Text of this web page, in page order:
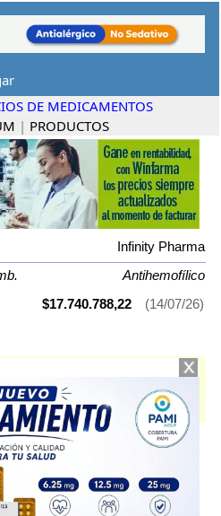
DE MEDICAMENTOS
| PRODUCTOS
Infinity Pharma
Antihemofílico
$17.740.788,22 (14/07/26)
porInfinity Pharma
y cuenta con 1
VIII coagulación recomb.
Pharma